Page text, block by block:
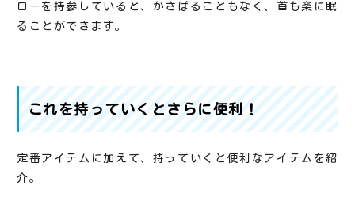
ローを持参していると、かさばることもなく、首も楽に眠
ることができます。
これを持っていくとさらに便利！
定番アイテムに加えて、持っていくと便利なアイテムを紹
介。